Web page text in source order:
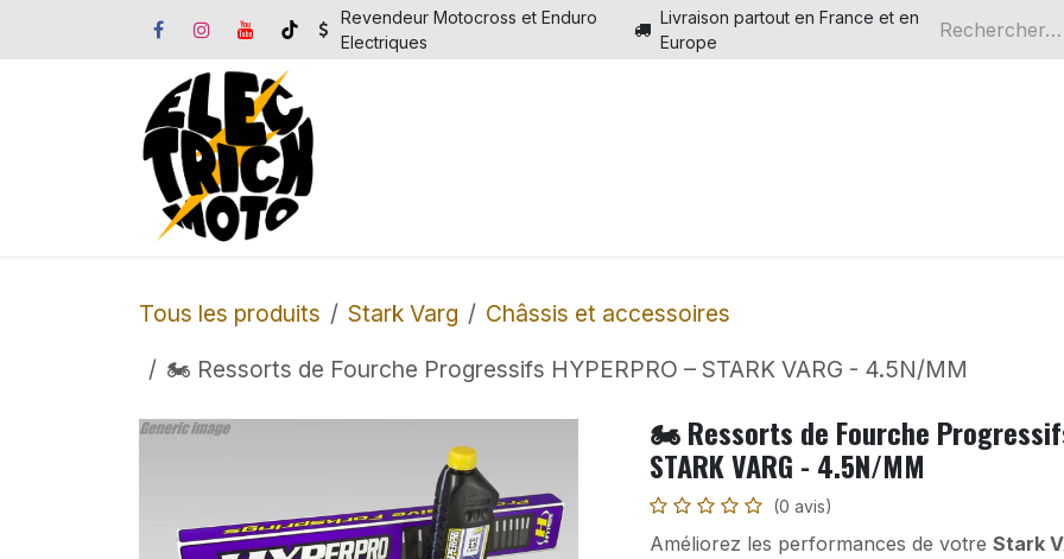
Se rendre au contenu
Revendeur Motocross et Enduro
Electriques
Livraison partout en France et en
Europe
Tous les produits Stark Varg
Châssis et accessoires
🏍️ Ressorts de Fourche Progressifs HYPERPRO – STARK VARG - 4.5N/MM
🏍️ Ressorts de Fourche
STARK VARG - 4.5N/MM
(0 avis)
Améliorez les performances de votre Stark